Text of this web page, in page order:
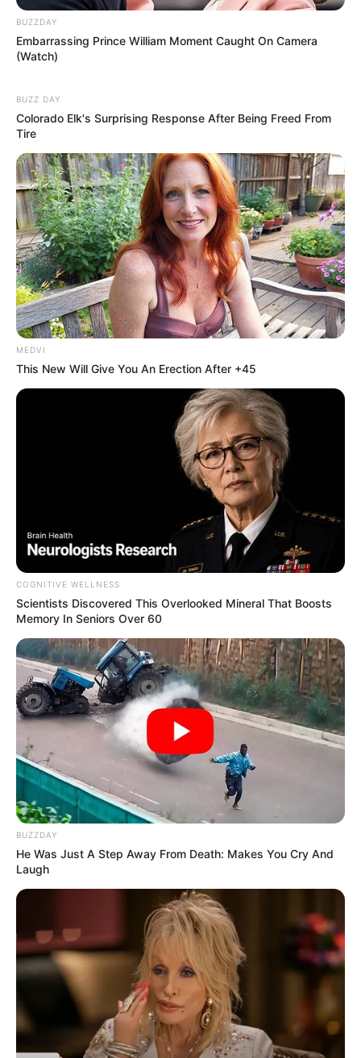
BUZZDAY
Embarrassing Prince William Moment Caught On Camera
(Watch)
BUZZ DAY
Colorado Elk's Surprising Response After Being Freed From
Tire
MEDVI
This New Will Give You An Erection After +45
COGNITIVE WELLNESS
Scientists Discovered This Overlooked Mineral That Boosts
Memory In Seniors Over 60
BUZZDAY
He Was Just A Step Away From Death: Makes You Cry And
Laugh